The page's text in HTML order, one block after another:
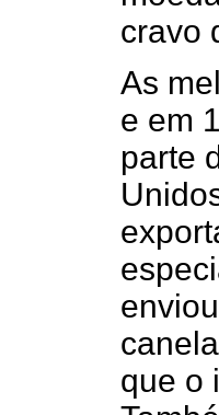
cravo
As
e em
parte
que o